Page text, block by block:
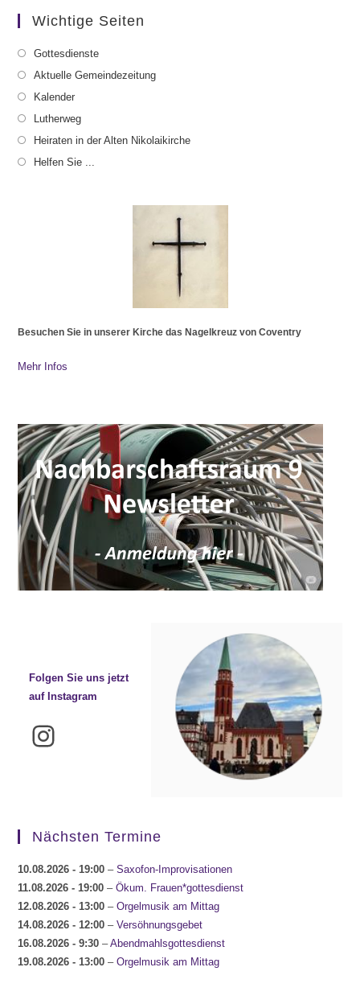
Wichtige Seiten
Gottesdienste
Aktuelle Gemeindezeitung
Kalender
Lutherweg
Heiraten in der Alten Nikolaikirche
Helfen Sie ...
Besuchen Sie in unserer Kirche das Nagelkreuz von Coventry
Mehr Infos
Folgen Sie uns jetzt
auf Instagram
Instagram
Nächsten Termine
10.08.2026 - 19:00 –Saxofon-Improvisationen
11.08.2026 - 19:00 –Ökum. Frauen*gottesdienst
12.08.2026 - 13:00 –Orgelmusik am Mittag
14.08.2026 - 12:00 –Versöhnungsgebet
16.08.2026 - 9:30 –Abendmahlsgottesdienst
19.08.2026 - 13:00 –Orgelmusik am Mittag